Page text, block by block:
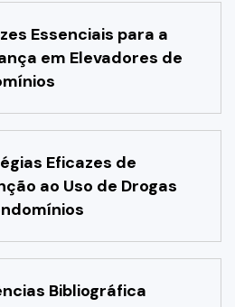
Essenciais para a
em Elevadores de
Eficazes de
ao Uso de Drogas
Bibliográfica